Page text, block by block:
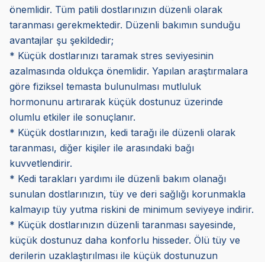
önemlidir. Tüm patili dostlarınızın düzenli olarak
taranması gerekmektedir. Düzenli bakımın sunduğu
avantajlar şu şekildedir;
* Küçük dostlarınızı taramak stres seviyesinin
azalmasında oldukça önemlidir. Yapılan araştırmalara
göre fiziksel temasta bulunulması mutluluk
hormonunu artırarak küçük dostunuz üzerinde
olumlu etkiler ile sonuçlanır.
* Küçük dostlarınızın, kedi tarağı ile düzenli olarak
taranması, diğer kişiler ile arasındaki bağı
kuvvetlendirir.
* Kedi tarakları yardımı ile düzenli bakım olanağı
sunulan dostlarınızın, tüy ve deri sağlığı korunmakla
kalmayıp tüy yutma riskini de minimum seviyeye indirir.
* Küçük dostlarınızın düzenli taranması sayesinde,
küçük dostunuz daha konforlu hisseder. Ölü tüy ve
derilerin uzaklaştırılması ile küçük dostunuzun